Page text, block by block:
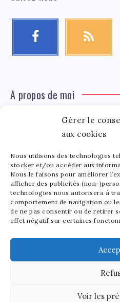
Gérer le
aux cookies
Nous utilisons des technologies
stocker et/ou accéder aux
Nous le faisons pour améliorer
afficher des publicités (non-
technologies nous autorisera à
comportement de navigation ou
de ne pas consentir ou de retirer
effet négatif sur certaines
Voir les
A propos de moi
Tinger
Léa Tinger
Fondatrice
Fondatrice de
passion pour les cultures et
Entre la gestion de mon
bonheur dans l'équilibre de
bout de chou de 5 ans, je
l'art sous toutes ses formes.